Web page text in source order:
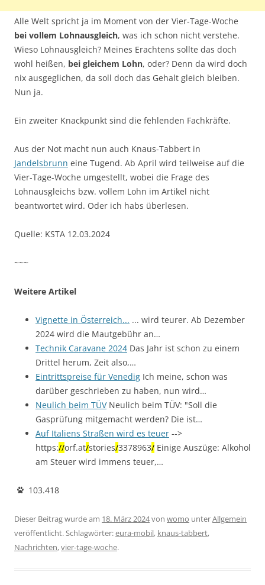
Alle Welt spricht ja im Moment von der Vier-Tage-Woche
bei vollem Lohnausgleich, was ich schon nicht verstehe.
Wieso Lohnausgleich? Meines Erachtens sollte das doch
wohl heißen, bei gleichem Lohn, oder? Denn da wird doch
nix ausgeglichen, da soll doch das Gehalt gleich bleiben.
Nun ja.
Ein zweiter Knackpunkt sind die fehlenden Fachkräfte.
Aus der Not macht nun auch Knaus-Tabbert in
Jandelsbrunn eine Tugend. Ab April wird teilweise auf die
Vier-Tage-Woche umgestellt, wobei die Frage des
Lohnausgleichs bzw. vollem Lohn im Artikel nicht
beantwortet wird. Oder ich habs überlesen.
Quelle: KSTA 12.03.2024
~~~
Weitere Artikel
Vignette in Österreich... ... wird teurer. Ab Dezember
2024 wird die Mautgebühr an…
Technik Caravane 2024 Das Jahr ist schon zu einem
Drittel herum, Zeit also,…
Eintrittspreise für Venedig Ich meine, schon was
darüber geschrieben zu haben, nun wird…
Neulich beim TÜVNeulich beim TÜV: "Soll die
Gasprüfung mitgemacht werden? Die ist…
Auf Italiens Straßen wird es teuer -->
https://orf.at/stories/3378963/ Einige Auszüge: Alkohol
am Steuer wird immens teuer,…
103.418
Dieser Beitrag wurde am 18. März 2024von womo unterAllgemein
veröffentlicht. Schlagwörter:eura-mobil, knaus-tabbert,
Nachrichten,vier-tage-woche.